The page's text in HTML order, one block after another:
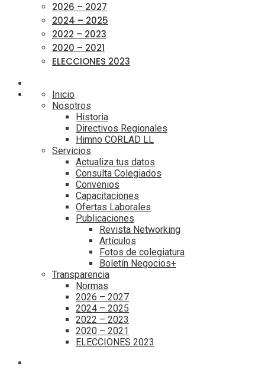
2026 – 2027
2024 – 2025
2022 – 2023
2020 – 2021
ELECCIONES 2023
Inicio
Nosotros
Historia
Directivos Regionales
Himno CORLAD LL
Servicios
Actualiza tus datos
Consulta Colegiados
Convenios
Capacitaciones
Ofertas Laborales
Publicaciones
Revista Networking
Artículos
Fotos de colegiatura
Boletín Negocios+
Transparencia
Normas
2026 – 2027
2024 – 2025
2022 – 2023
2020 – 2021
ELECCIONES 2023